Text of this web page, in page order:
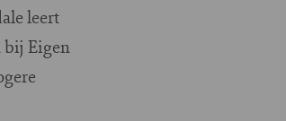
leert
bij Eigen